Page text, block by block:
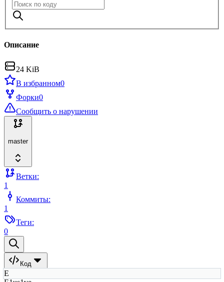
Описание
24 KiB
В избранном0
Форки0
Сообщить о нарушении
master
Ветки:
1
Коммиты:
1
Теги:
0
Код
E